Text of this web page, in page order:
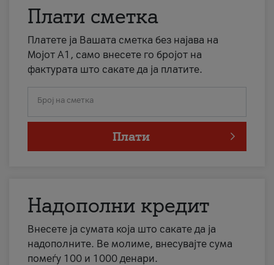
Плати сметка
Платете ја Вашата сметка без најава на
Мојот А1, само внесете го бројот на
фактурата што сакате да ја платите.
Број на сметка
Плати
Надополни кредит
Внесете ја сумата која што сакате да ја
надополните. Ве молиме, внесувајте сума
помеѓу 100 и 1000 денари.